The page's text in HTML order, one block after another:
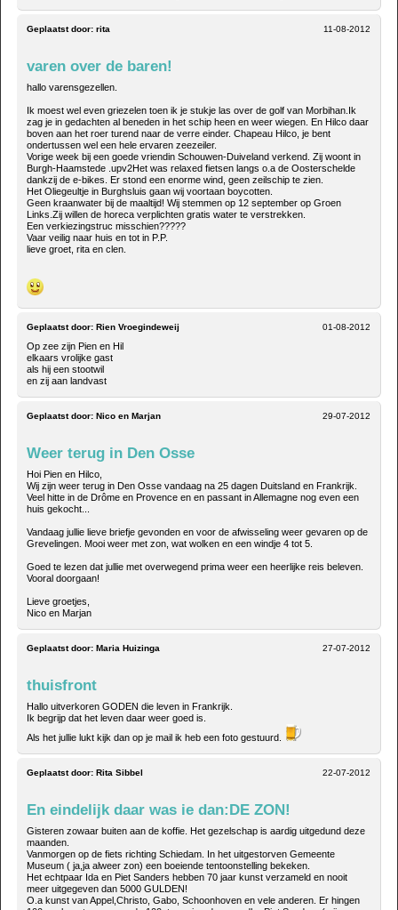
11-08-2012
Geplaatst door: rita
varen over de baren!
hallo varensgezellen.
Ik moest wel even griezelen toen ik je stukje las over de golf van Morbihan.Ik
zag je in gedachten al beneden in het schip heen en weer wiegen. En Hilco daar
boven aan het roer turend naar de verre einder. Chapeau Hilco, je bent
ondertussen wel een hele ervaren zeezeiler.
Vorige week bij een goede vriendin Schouwen-Duiveland verkend. Zij woont in
Burgh-Haamstede .upv2Het was relaxed fietsen langs o.a de Oosterschelde
dankzij de e-bikes. Er stond een enorme wind, geen zeilschip te zien.
Het Oliegeultje in Burghsluis gaan wij voortaan boycotten.
Geen kraanwater bij de maaltijd! Wij stemmen op 12 september op Groen
Links.Zij willen de horeca verplichten gratis water te verstrekken.
Een verkiezingstruc misschien?????
Vaar veilig naar huis en tot in P.P.
lieve groet, rita en clen.
01-08-2012
Geplaatst door: Rien Vroegindeweij
Op zee zijn Pien en Hil
elkaars vrolijke gast
als hij een stootwil
en zij aan landvast
29-07-2012
Geplaatst door: Nico en Marjan
Weer terug in Den Osse
Hoi Pien en Hilco,
Wij zijn weer terug in Den Osse vandaag na 25 dagen Duitsland en Frankrijk.
Veel hitte in de Drôme en Provence en en passant in Allemagne nog even een
huis gekocht...
Vandaag jullie lieve briefje gevonden en voor de afwisseling weer gevaren op de
Grevelingen. Mooi weer met zon, wat wolken en een windje 4 tot 5.
Goed te lezen dat jullie met overwegend prima weer een heerlijke reis beleven.
Vooral doorgaan!
Lieve groetjes,
Nico en Marjan
27-07-2012
Geplaatst door: Maria Huizinga
thuisfront
Hallo uitverkoren GODEN die leven in Frankrijk.
Ik begrijp dat het leven daar weer goed is.
Als het jullie lukt kijk dan op je mail ik heb een foto gestuurd.
22-07-2012
Geplaatst door: Rita Sibbel
En eindelijk daar was ie dan:DE ZON!
Gisteren zowaar buiten aan de koffie. Het gezelschap is aardig uitgedund deze
maanden.
Vanmorgen op de fiets richting Schiedam. In het uitgestorven Gemeente
Museum ( ja,ja alweer zon) een boeiende tentoonstelling bekeken.
Het echtpaar Ida en Piet Sanders hebben 70 jaar kunst verzameld en nooit
meer uitgegeven dan 5000 GULDEN!
O.a kunst van Appel,Christo, Gabo, Schoonhoven en vele anderen. Er hingen